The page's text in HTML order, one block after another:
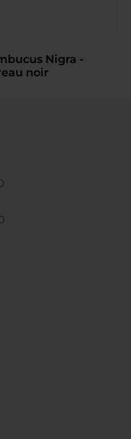
Nigra -
noir